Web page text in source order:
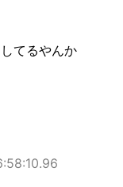
てるやんか